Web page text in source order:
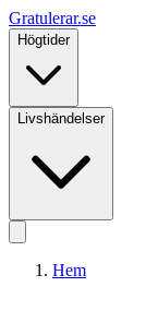
Gratulerar.se
Högtider
Livshändelser
Hem